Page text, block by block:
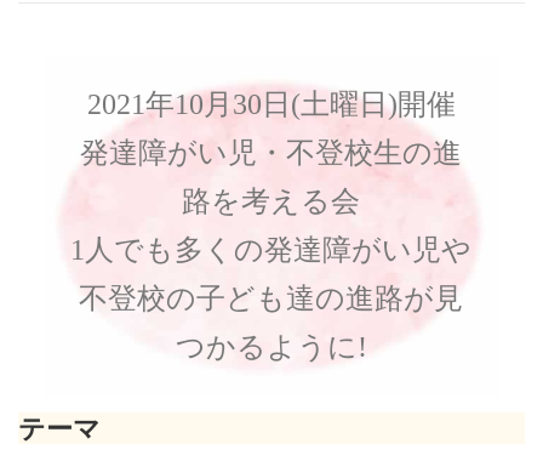
2021年10月30日(土曜日)開催
発達障がい児・不登校生の進
路を考える会
1人でも多くの発達障がい児や
不登校の子ども達の進路が見
つかるように!
テーマ